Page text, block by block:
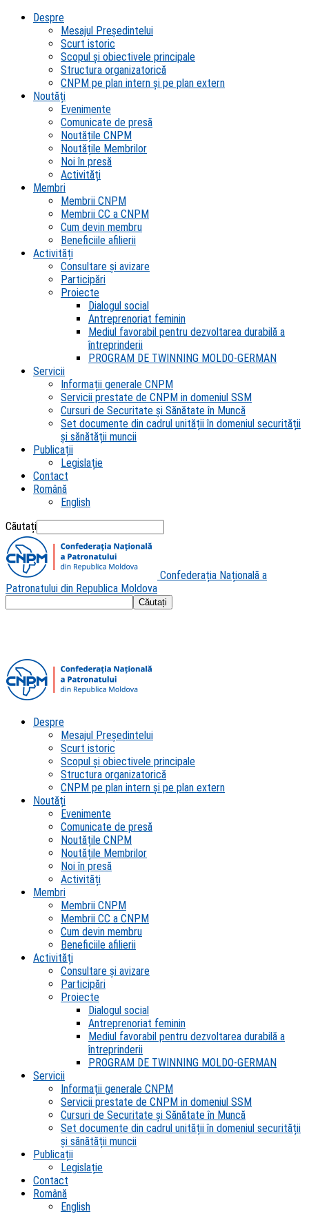
Despre
Mesajul Președintelui
Scurt istoric
Scopul şi obiectivele principale
Structura organizatorică
CNPM pe plan intern şi pe plan extern
Noutăți
Evenimente
Comunicate de presă
Noutățile CNPM
Noutățile Membrilor
Noi în presă
Activități
Membri
Membrii CNPM
Membrii CC a CNPM
Cum devin membru
Beneficiile afilierii
Activități
Consultare și avizare
Participări
Proiecte
Dialogul social
Antreprenoriat feminin
Mediul favorabil pentru dezvoltarea durabilă a
întreprinderii
PROGRAM DE TWINNING MOLDO-GERMAN
Servicii
Informații generale CNPM
Servicii prestate de CNPM in domeniul SSM
Cursuri de Securitate și Sănătate în Muncă
Set documente din cadrul unității în domeniul securității
și sănătății muncii
Publicații
Legislație
Contact
Română
English
Căutați
Confederația Națională a
Patronatului din Republica Moldova
Despre
Mesajul Președintelui
Scurt istoric
Scopul şi obiectivele principale
Structura organizatorică
CNPM pe plan intern şi pe plan extern
Noutăți
Evenimente
Comunicate de presă
Noutățile CNPM
Noutățile Membrilor
Noi în presă
Activități
Membri
Membrii CNPM
Membrii CC a CNPM
Cum devin membru
Beneficiile afilierii
Activități
Consultare și avizare
Participări
Proiecte
Dialogul social
Antreprenoriat feminin
Mediul favorabil pentru dezvoltarea durabilă a
întreprinderii
PROGRAM DE TWINNING MOLDO-GERMAN
Servicii
Informații generale CNPM
Servicii prestate de CNPM in domeniul SSM
Cursuri de Securitate și Sănătate în Muncă
Set documente din cadrul unității în domeniul securității
și sănătății muncii
Publicații
Legislație
Contact
Română
English